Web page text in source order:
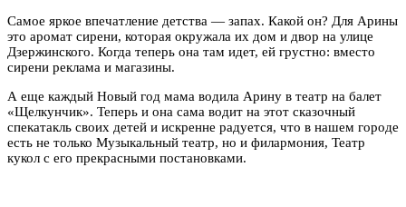
Самое яркое впечатление детства — запах. Какой он? Для Арины
это аромат сирени, которая окружала их дом и двор на улице
Дзержинского. Когда теперь она там идет, ей грустно: вместо
сирени реклама и магазины.
А еще каждый Новый год мама водила Арину в театр на балет
«Щелкунчик». Теперь и она сама водит на этот сказочный
спекатакль своих детей и искренне радуется, что в нашем городе
есть не только Музыкальный театр, но и филармония, Театр
кукол с его прекрасными постановками.